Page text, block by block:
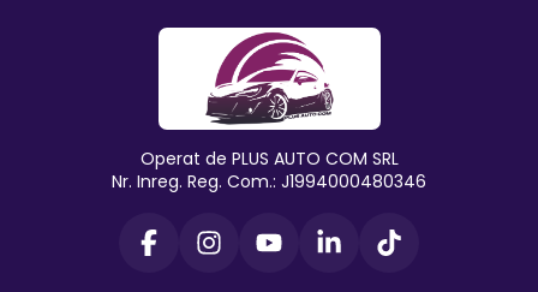
Operat de PLUS AUTO COM SRL
Nr. Inreg. Reg. Com.: J1994000480346